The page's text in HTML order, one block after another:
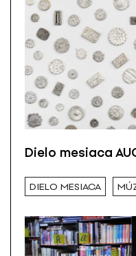
Dielo mesiaca
DIELO MESIACA